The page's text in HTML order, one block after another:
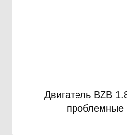
Двигатель BZB
проблемные